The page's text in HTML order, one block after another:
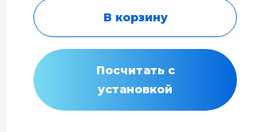
В корзину
Посчитать с
установкой